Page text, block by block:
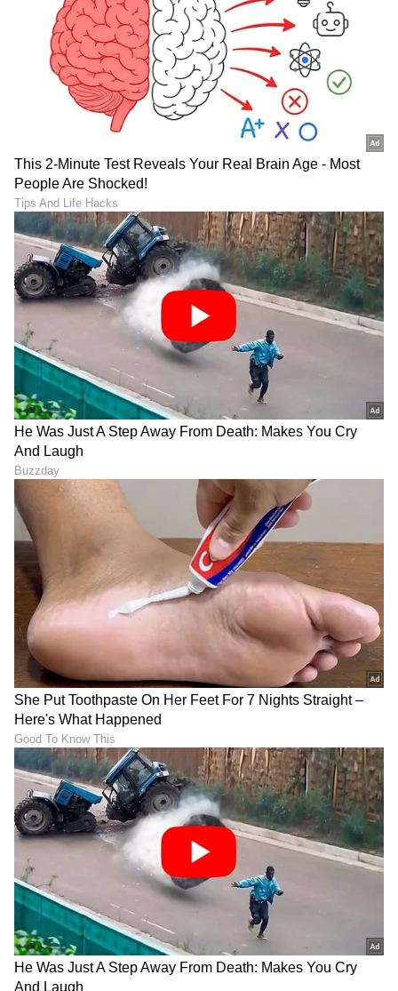
14 ವರ್ಷಗಳ ಬಳಿಕ ರಾಘವೇಂದ್ರ
ಸ್ವಾಮಿಗಳಾಗಿ ಮತ್ತೆ ದರ್ಶನ
ಕೊಡಲಿದ್ದಾರೆ ನಟ ಪರೀಕ್ಷಿತ್
Bigg Boss 13ರಲ್ಲಿ ಹೂವಿನ
ಬಾಣದಂತೆ ವೈರಲ್​ ಹುಡುಗಿ?
ಲೈವ್​ ಬಂದು ನಿತ್ಯಶ್ರೀ ಹೇಳಿದ್ದೇನು
Karna Serialನಿಂದ ದೂರವಾದ
ನಿತ್ಯಾ: ನಟಿ ನಮ್ರತಾ ಗೌಡ ಬಗ್ಗೆ
Bigg Boss ಸ್ನೇಹಿತ್​ ಏನ್​
ಹೇಳಿದ್ರು
Jennifer Winget: ಮತ್ತೆ
ಮದುವೆ ಆಗ್ತಾರಾ ಜನಪ್ರಿಯ ಟಿವಿ
ನಟಿ? ಯಾರು ಈ ಸಿಂಗಾಪುರದ
ಉದ್ಯಮಿ?
LATEST VIDEOS
"ರಾಜಕೀಯ ಬೇಡ, ಸಿನಿಮಾನೇ ಪ್ರಾಣ":
ಕನಕೋತ್ಸವದಲ್ಲಿ ರಿಷಬ್ ಶೆಟ್ಟಿ | Rishab
Shetty speech | Suvarna News
ಶೇ.50 ರಿಂದ ಶೇ.18 ಕ್ಕೆ TAX ಇಳಿಕೆ: ಮೋದಿ-
ಟ್ರಂಪ್ ಐತಿಹಾಸಿಕ ಒಪ್ಪಂದ | India US
Trade Deal | Party Rounds